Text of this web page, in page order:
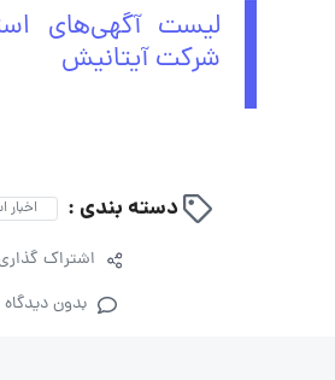
لیست آگهی‌های
شرکت آیتانیش
دسته بندی : اخبار
اشتراک
بدون دیدگاه